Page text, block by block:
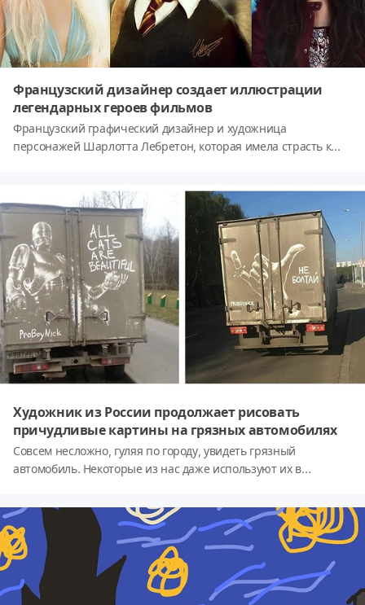
Французский дизайнер создает иллюстрации
легендарных героев фильмов
Французский графический дизайнер и художница
персонажей Шарлотта Лебретон, которая имела страсть к
создавая персонажей, которые стали популярными в
последнее время благодаря культовым картинам. Лучшие
работы Шарлотты Лебретон сегодня предстанут перед вами.
Художник из России продолжает рисовать
причудливые картины на грязных автомобилях
Совсем несложно, гуляя по городу, увидеть грязный
автомобиль. Некоторые из нас даже используют их в
картинки, а также оставляя их хозяевам всякие гневные
высказывания и просьбы. И хотя далеко не каждый из нас
хотел бы найти утром на своей машине такие художества,
художник из России Никита Голубев способен изменить ваше
мнение относительно такой разновидности искусства. Грязь
— это основной материал для этого художника, который с её